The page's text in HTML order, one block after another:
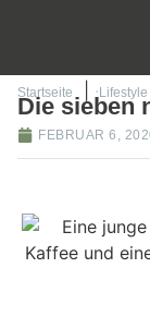
Startseite Lifestyle
Die sieben
FEBRUAR 6,